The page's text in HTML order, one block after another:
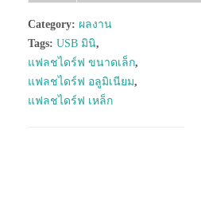
Category: ผลงาน
Tags: USB มินิ,
แฟลชไดร์ฟ ขนาดเล็ก,
แฟลชไดร์ฟ อลูมิเนียม,
แฟลชไดร์ฟ เหล็ก